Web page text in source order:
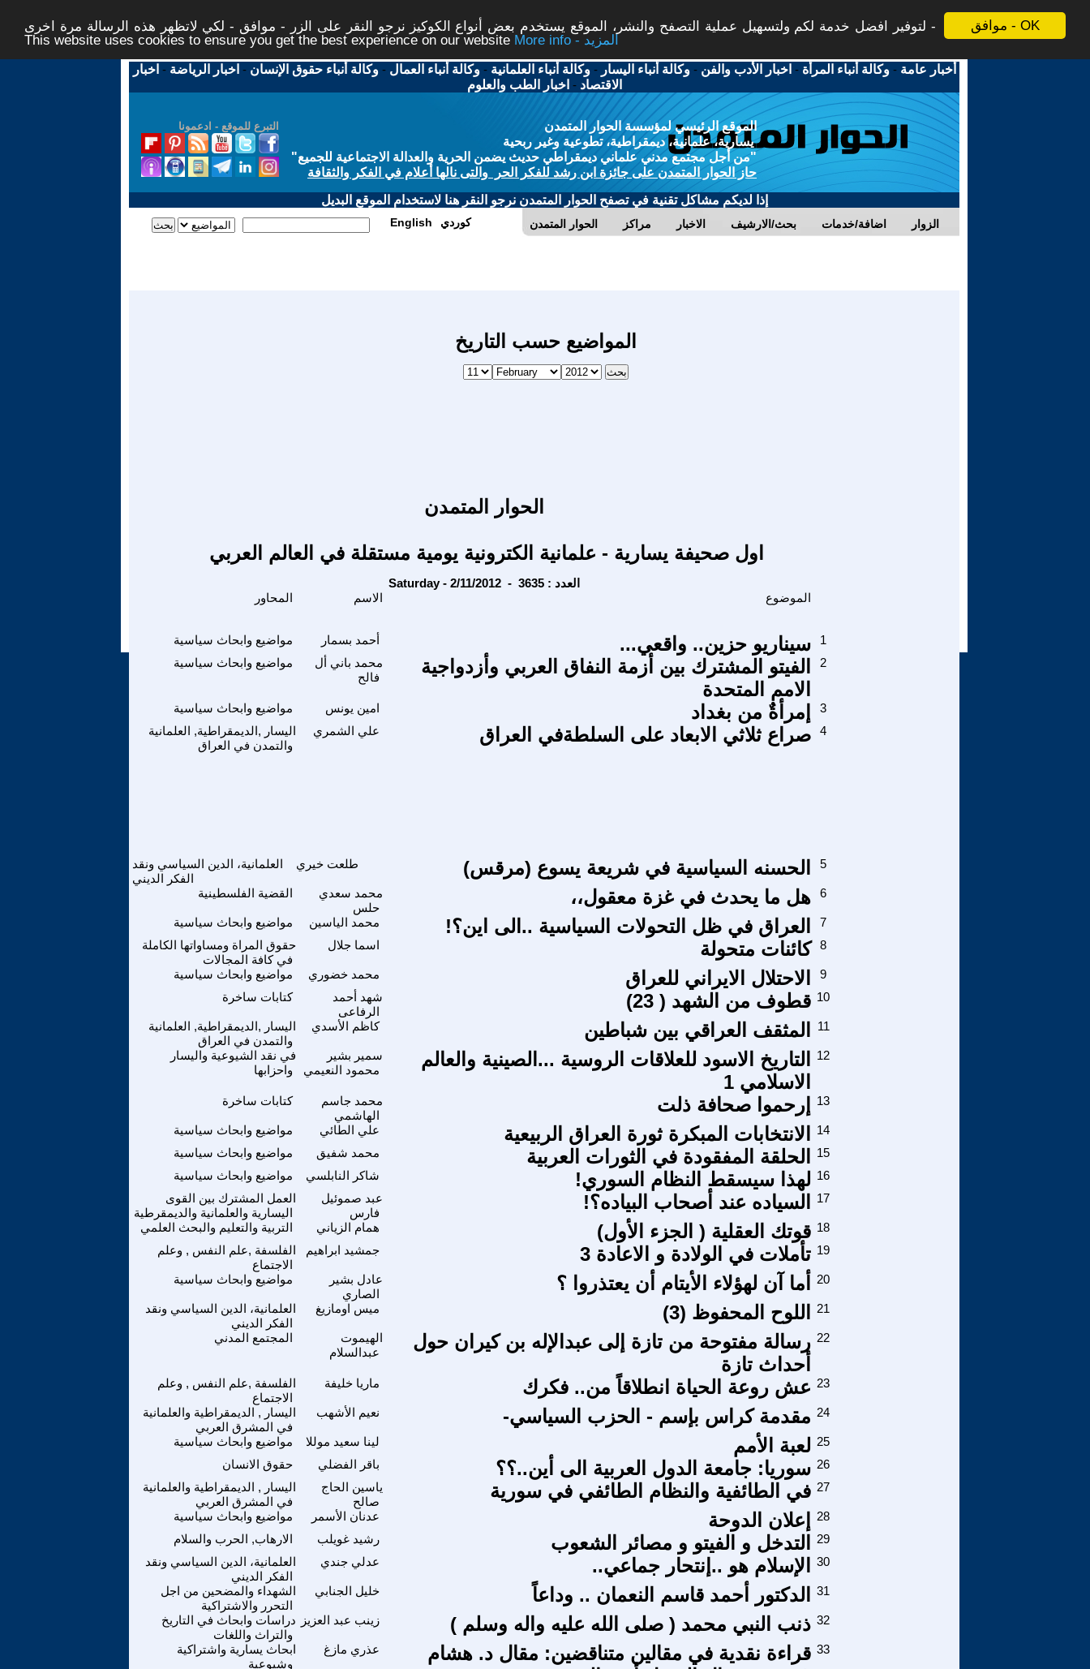
موافق - OK
لتوفير افضل خدمة لكم ولتسهيل عملية التصفح والنشر، الموقع يستخدم بعض أنواع الكوكيز نرجو النقر على الزر - موافق - لكي لاتظهر هذه الرسالة مرة اخرى -
This website uses cookies to ensure you get the best experience on our website
More info - المزيد
أخبار عامة -وكالة أنباء المرأة - اخبار الأدب والفن -وكالة أنباء اليسار -وكالة أنباء العلمانية -وكالة أنباء العمال -وكالة أنباء حقوق الإنسان - اخبار الرياضة - اخبار
الاقتصاد - اخبار الطب والعلوم
التبرع للموقع - ادعمونا
الموقع الرئيسي لمؤسسة الحوار المتمدن
يسارية، علمانية، ديمقراطية، تطوعية وغير ربحية
"من أجل مجتمع مدني علماني ديمقراطي حديث يضمن الحرية والعدالة الاجتماعية للجميع"
حاز الحوار المتمدن على جائزة ابن رشد للفكر الحر والتى نالها أعلام في الفكر والثقافة
إذا لديكم مشاكل تقنية في تصفح الحوار المتمدن نرجو النقر هنا لاستخدام الموقع البديل
الحوار المتمدن مراكز الاخبار بحث/الارشيف اضافة/خدمات الزوار English كوردي
المواضيع حسب التاريخ
الحوار المتمدن
اول صحيفة يسارية - علمانية الكترونية يومية مستقلة في العالم العربي
Saturday - 2/11/2012 - العدد : 3635
الاسم الموضوع
مواضيع وابحاث سياسية أحمد بسمار سيناريو حزين.. واقعي...
1
مواضيع وابحاث سياسية
محمد باني أل
فالح
الفيتو المشترك بين أزمة النفاق العربي وأزدواجية
الامم المتحدة
2
مواضيع وابحاث سياسية امين يونس إمرأةٌ من بغداد
3
اليسار ,الديمقراطية, العلمانية
والتمدن في العراق
علي الشمري صراع ثلاثي الابعاد على السلطةفي العراق 4
العلمانية، الدين السياسي ونقد
الفكر الديني
طلعت خيري الحسنه السياسية في شريعة يسوع (مرقس) 5
القضية الفلسطينية
محمد سعدي
حلس
هل ما يحدث في غزة معقول،، 6
مواضيع وابحاث سياسية محمد الياسين العراق في ظل التحولات السياسية ..الى اين؟!
7
حقوق المراة ومساواتها الكاملة
في كافة المجالات
اسما جلال كائنات متحولة 8
مواضيع وابحاث سياسية محمد خضوري الاحتلال الايراني للعراق
9
كتابات ساخرة
شهد أحمد
الرفاعى
قطوف من الشهد ( 23) 10
اليسار ,الديمقراطية, العلمانية
والتمدن في العراق
كاظم الأسدي المثقف العراقي بين شباطين 11
في نقد الشيوعية واليسار
واحزابها
سمير بشير
محمود النعيمي
التاريخ الاسود للعلاقات الروسية ...الصينية والعالم
الاسلامي 1
12
كتابات ساخرة
محمد جاسم
الهاشمي
إرحموا صحافة ذلت 13
مواضيع وابحاث سياسية علي الطائي الانتخابات المبكرة ثورة العراق الربيعية
14
مواضيع وابحاث سياسية
محمد شفيق الحلقة المفقودة في الثورات العربية
15
مواضيع وابحاث سياسية
شاكر النابلسي لهذا سيسقط النظام السوري! 16
العمل المشترك بين القوى
اليسارية والعلمانية والديمقرطية
عبد صموئيل
فارس
السياده عند أصحاب البياده؟! 17
التربية والتعليم والبحث العلمي همام الزياني قوتك العقلية ( الجزء الأول) 18
الفلسفة ,علم النفس , وعلم
الاجتماع
جمشيد ابراهيم تأملات في الولادة و الاعادة 3 19
مواضيع وابحاث سياسية
عادل بشير
الصاري
أما آن لهؤلاء الأيتام أن يعتذروا ؟ 20
العلمانية، الدين السياسي ونقد
الفكر الديني
ميس اومازيغ اللوح المحفوظ (3) 21
المجتمع المدني
الهيموت
عبدالسلام
رسالة مفتوحة من تازة إلى عبدالإله بن كيران حول
أحداث تازة
22
الفلسفة ,علم النفس , وعلم
الاجتماع
ماريا خليفة عش روعة الحياة انطلاقاً من.. فكرك 23
اليسار , الديمقراطية والعلمانية
في المشرق العربي
نعيم الأشهب مقدمة كراس بإسم - الحزب السياسي- 24
مواضيع وابحاث سياسية لينا سعيد موللا لعبة الأمم 25
حقوق الانسان
باقر الفضلي سوريا: جامعة الدول العربية الى أين..؟؟ 26
اليسار , الديمقراطية والعلمانية
في المشرق العربي
ياسين الحاج
صالح
في الطائفية والنظام الطائفي في سورية 27
مواضيع وابحاث سياسية عدنان الأسمر إعلان الدوحة
28
الارهاب, الحرب والسلام
رشيد غويلب التدخل و الفيتو و مصائر الشعوب
29
العلمانية، الدين السياسي ونقد
الفكر الديني
عدلي جندي الإسلام هو ..إنتحار جماعي.. 30
الشهداء والمضحين من اجل
التحرر والاشتراكية
خليل الجنابي الدكتور أحمد قاسم النعمان .. وداعاً 31
دراسات وابحاث في التاريخ
والتراث واللغات
زينب عبد العزيز ذنب النبي محمد ( صلى الله عليه واله وسلم ) 32
ابحاث يسارية واشتراكية
وشيوعية
عذري مازغ
قراءة نقدية في مقالين متناقضين: مقال د. هشام 33